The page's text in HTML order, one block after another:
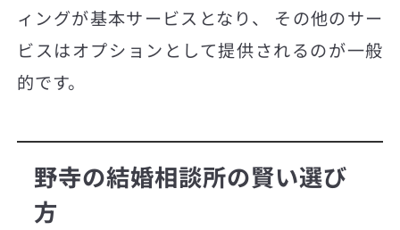
ィングが基本サービスとなり、 その他のサー
ビスはオプションとして提供されるのが一般
的です。
野寺の結婚相談所の賢い選び
方